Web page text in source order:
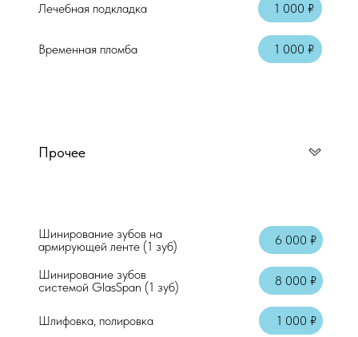
1 000 ₽
Временная пломба
1 000 ₽
Лечебная подкладка
Прочее
8 000 ₽
Шинирование зубов
системой GlasSpan (1 зуб)
1 000 ₽
Шлифовка, полировка
6 000 ₽
Шинирование зубов на
армирующей ленте (1 зуб)
стоматолога-